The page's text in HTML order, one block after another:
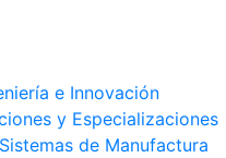
e Innovación
y Especializaciones
de Manufactura